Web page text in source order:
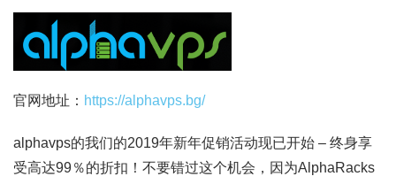
官网地址： https://alphavps.bg/
alphavps的我们的2019年新年促销活动现已开始 – 终身享
受高达99％的折扣！不要错过这个机会，因为AlphaRacks